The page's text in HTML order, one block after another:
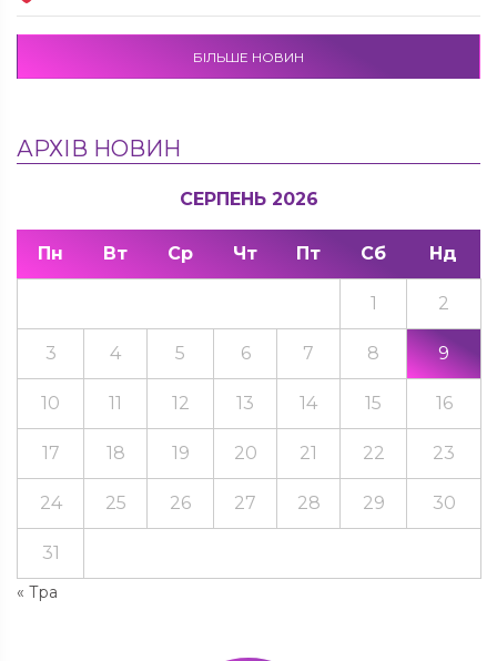
БІЛЬШЕ НОВИН
АРХІВ НОВИН
СЕРПЕНЬ 2026
Пн Вт Ср Чт Пт Сб Нд
« Тра
1 2
3 4 5 6 7 8 9
10 11 12 13 14 15 16
17 18 19 20 21 22 23
24 25 26 27 28 29 30
31